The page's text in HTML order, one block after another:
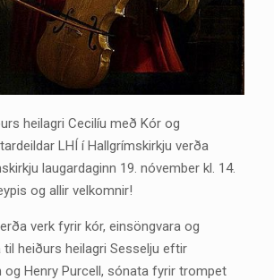
heilagri Cecilíu með Kór og
LHÍ í Hallgrímskirkju verða
laugardaginn 19. nóvember kl. 14.
og allir velkomnir!
verk fyrir kór, einsöngvara og
heiðurs heilagri Sesselju eftir
og Henry Purcell, sónata fyrir trompet